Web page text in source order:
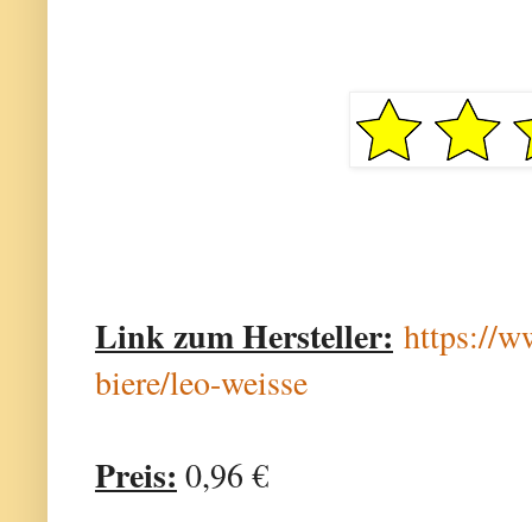
Link zum Hersteller: https://
biere/leo-weisse
Preis: 0,96 €